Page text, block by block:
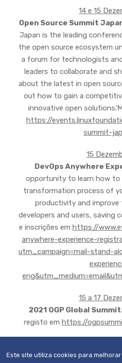
14 e 15
Open Source Summit
Japan is the leading
the open source ecosystem
a forum for technologists
leaders to collaborate and
about the latest in open
out how to gain a
innovative open
https://
summit-
15
DevOps Anywhere
opportunity to learn how to
transformation process of
productivity and improve
developers and users, saving
e inscrições em https://
anywhere-experience-
utm_campaign=mail-stand-
15 a 17
2021 OGP Global
registo em https://
Este site utiliza cookies para